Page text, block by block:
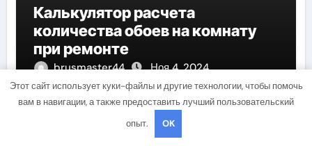
Калькулятор расчета
количества обоев на комнату
при ремонте
brusmaster44 Ноя 4, 2024
Этот сайт использует куки-файлы и другие технологии, чтобы помочь
вам в навигации, а также предоставить лучший пользовательский
опыт.
OK